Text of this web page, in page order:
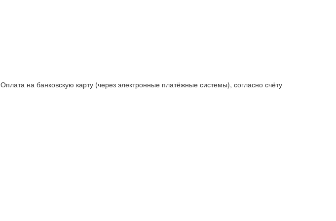
Оплата на банковскую карту (через электронные платёжные системы), согласно счёту